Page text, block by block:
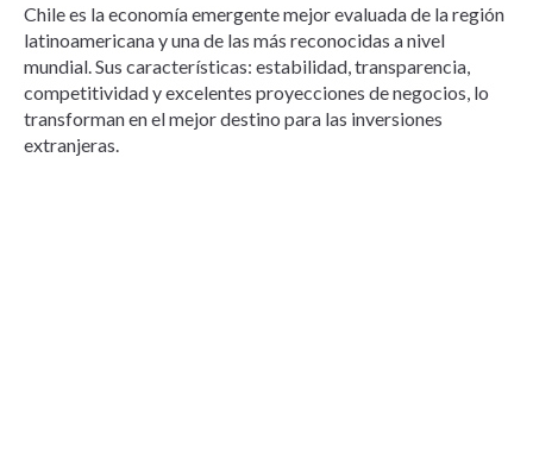
Chile es la economía emergente mejor evaluada de la región
latinoamericana y una de las más reconocidas a nivel
mundial. Sus características: estabilidad, transparencia,
competitividad y excelentes proyecciones de negocios, lo
transforman en el mejor destino para las inversiones
extranjeras.